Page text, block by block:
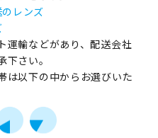
レンズ
運輸などがあり、配送会社
さい。
は以下の中からお選びいた